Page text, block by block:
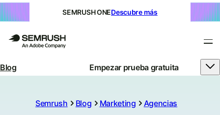
SEMRUSH ONEDescubre más
Blog Empezar prueba gratuita
Semrush Blog Marketing Agencias